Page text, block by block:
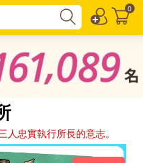
0
忠實執行所長的意志。